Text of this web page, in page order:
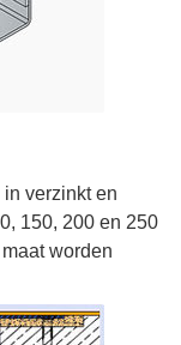
verzinkt en
150, 200 en 250
worden